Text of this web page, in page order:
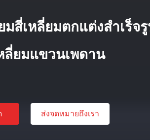
สี่เหลี่ยมตกแต่งสำเร็จรู
ลี่ยมแขวนเพดาน
ส่งจดหมายถึงเรา